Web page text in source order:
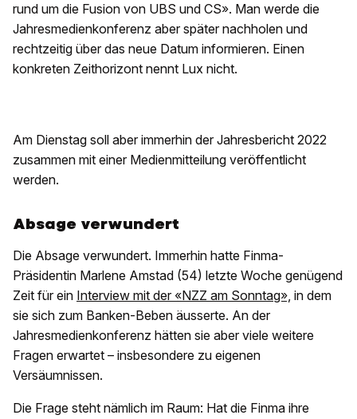
rund um die Fusion von UBS und CS». Man werde die
Jahresmedienkonferenz aber später nachholen und
rechtzeitig über das neue Datum informieren. Einen
konkreten Zeithorizont nennt Lux nicht.
Am Dienstag soll aber immerhin der Jahresbericht 2022
zusammen mit einer Medienmitteilung veröffentlicht
werden.
Absage verwundert
Die Absage verwundert. Immerhin hatte Finma-
Präsidentin Marlene Amstad (54) letzte Woche genügend
Zeit für ein Interview mit der «NZZ am Sonntag», in dem
sie sich zum Banken-Beben äusserte. An der
Jahresmedienkonferenz hätten sie aber viele weitere
Fragen erwartet – insbesondere zu eigenen
Versäumnissen.
Die Frage steht nämlich im Raum: Hat die Finma ihre